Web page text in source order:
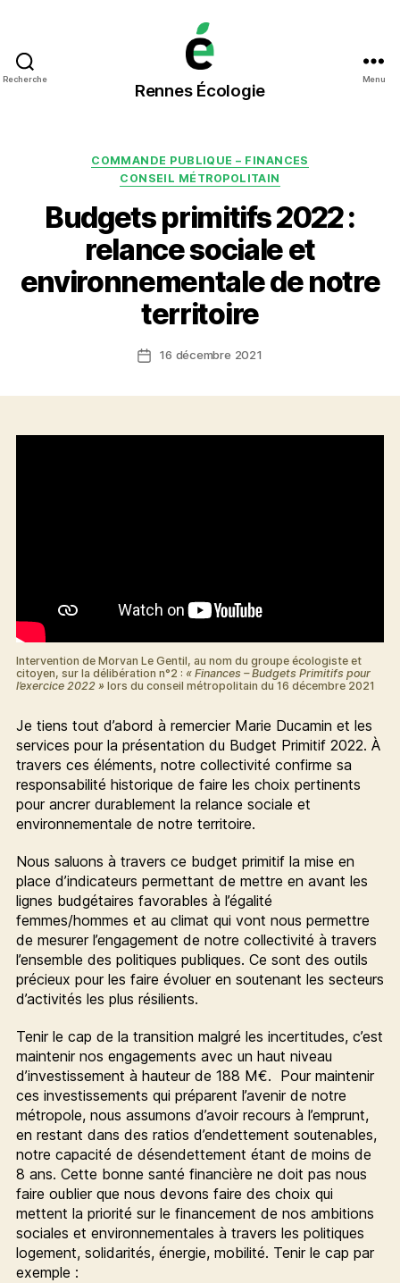
Recherche
Rennes
Écologie
Rennes Écologie
Menu
Catégories
COMMANDE PUBLIQUE – FINANCES
CONSEIL MÉTROPOLITAIN
Budgets primitifs 2022 :
relance sociale et
environnementale de notre
territoire
Date16 décembre 2021
Intervention de Morvan Le Gentil, au nom du groupe écologiste et
citoyen, sur la délibération n°2 : « Finances – Budgets Primitifs pour
l’exercice 2022 » lors du conseil métropolitain du 16 décembre 2021
Je tiens tout d’abord à remercier Marie Ducamin et les
services pour la présentation du Budget Primitif 2022. À
travers ces éléments, notre collectivité confirme sa
responsabilité historique de faire les choix pertinents
pour ancrer durablement la relance sociale et
environnementale de notre territoire.
Nous saluons à travers ce budget primitif la mise en
place d’indicateurs permettant de mettre en avant les
lignes budgétaires favorables à l’égalité
femmes/hommes et au climat qui vont nous permettre
de mesurer l’engagement de notre collectivité à travers
l’ensemble des politiques publiques. Ce sont des outils
précieux pour les faire évoluer en soutenant les secteurs
d’activités les plus résilients.
Tenir le cap de la transition malgré les incertitudes, c’est
maintenir nos engagements avec un haut niveau
d’investissement à hauteur de 188 M€. Pour maintenir
ces investissements qui préparent l’avenir de notre
métropole, nous assumons d’avoir recours à l’emprunt,
en restant dans des ratios d’endettement soutenables,
notre capacité de désendettement étant de moins de
8 ans. Cette bonne santé financière ne doit pas nous
faire oublier que nous devons faire des choix qui
mettent la priorité sur le financement de nos ambitions
sociales et environnementales à travers les politiques
logement, solidarités, énergie, mobilité. Tenir le cap par
exemple :